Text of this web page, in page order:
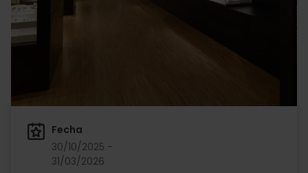
Fecha
30/10/2025 -
31/03/2026